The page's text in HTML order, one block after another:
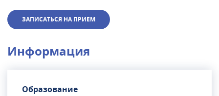
ЗАПИСАТЬСЯ НА ПРИЕМ
Информация
Образование